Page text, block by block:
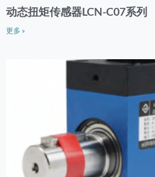
动态扭矩传感器LCN-C07系列
更多 »